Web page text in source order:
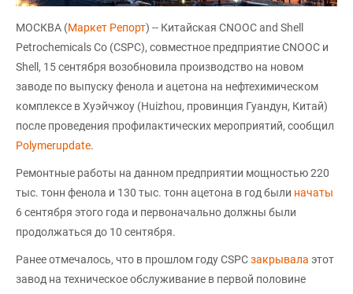
МОСКВА (Маркет Репорт) -- Китайская CNOOC and Shell
Petrochemicals Co (CSPC), совместное предприятие CNOOC и
Shell, 15 сентября возобновила производство на новом
заводе по выпуску фенола и ацетона на нефтехимическом
комплексе в Хуэйчжоу (Huizhou, провинция Гуандун, Китай)
после проведения профилактических мероприятий, сообщил
Polymerupdate.
Ремонтные работы на данном предприятии мощностью 220
тыс. тонн фенола и 130 тыс. тонн ацетона в год были начаты
6 сентября этого года и первоначально должны были
продолжаться до 10 сентября.
Ранее отмечалось, что в прошлом году CSPCзакрывала этот
завод на техническое обслуживание в первой половине